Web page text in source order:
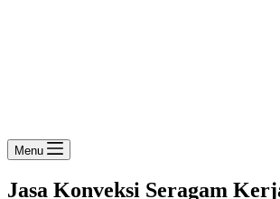
Menu
Jasa Konveksi Seragam